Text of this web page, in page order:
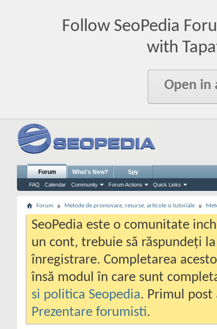
Follow SeoPedia
with
Open in
Forum
FAQ Calendar Community Forum Actions Quick Links
What's New? Spy
Forum Metode de promovare, resurse, articole si tutoriale
SeoPedia este o comunitate
un cont, trebuie să răspundeți
înregistrare. Completarea
însă modul în care sunt
si politica Seopedia. Primul
Prezentare forumisti.